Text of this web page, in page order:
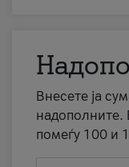
Внесете ја
надополните.
помеѓу 100 и